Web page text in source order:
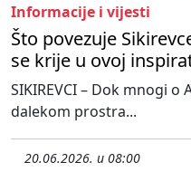
Informacije i vijesti
Što povezuje
se krije u ovoj
SIKIREVCI – Dok mnogi
dalekom prostra...
20.06.2026. u 08:00